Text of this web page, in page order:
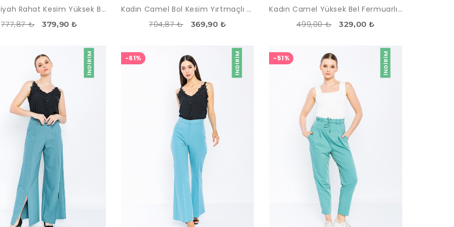
Kadın Siyah Rahat Kesim Yüksek Bel Pantolon
777,87 ₺ 379,90 ₺
Kadın Camel Bol Kesim Yırtmaçlı Paça Pantolon
704,87 ₺ 369,90 ₺
Kadın Camel Yüksek Bel Fermuarlı Dar Paça Pantolon
499,00 ₺ 329,00 ₺
İNDIRIM İNDIRIM
-61% İNDIRIM
-51%